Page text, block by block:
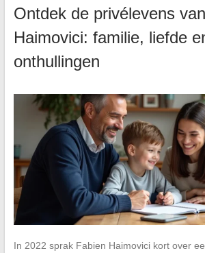
Ontdek de privélevens
Haimovici: familie, liefde
onthullingen
In 2022 sprak Fabien Haimovici kort over